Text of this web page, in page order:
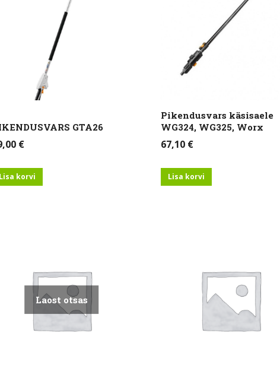
GTA26
€
Lisa korvi
Pikendusvars käsisaele
WG324, WG325, Worx
67,10 €
Lisa korvi
Laost otsas